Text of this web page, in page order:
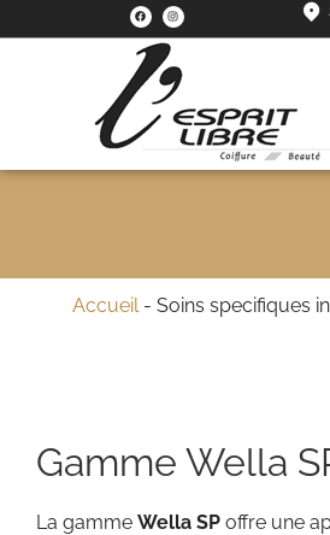
Accueil- Soins specifiques
Gamme Wella
La gamme Wella SP offre une